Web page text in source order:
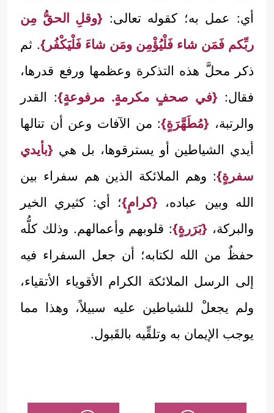
أي: عمل به؛ كقوله تعالى: {وقلِ الحقُّ مِن
ربِّكم فَمَن شاء فَلْيُؤْمِن ومَن شاءَ فَلْيَكْفُر}. ثم
ذكر محلَّ هذه التذكرة وعظمها ورفع قدرها،
فقال: {في صحفٍ مكرمةٍ. مرفوعةٍ}: القدر
والرتبة، {مُطَهَّرَةٍ}: من الآفات وعن أن تنالها
أيدي الشياطين أو يسترقوها، بل هي {بأيدي
سفرةٍ}: وهم الملائكة الذين هم سفراء بين
الله وبين عباده، {كرامٍ}؛ أي: كثيري الخير
والبركة، {بَرَرةٍ}: قلوبهم وأعمالهم. وذلك كلُّه
حفظٌ من الله لكتابه؛ أن جعل السفراء فيه
إلى الرسل الملائكة الكرام الأقوياء الأتقياء،
ولم يجعلْ للشياطين عليه سبيلاً، وهذا مما
يوجب الإيمان به وتلقِّيه بالقَبول.